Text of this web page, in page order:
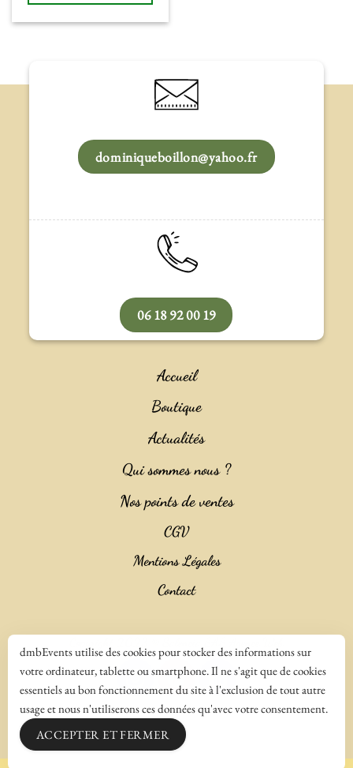
dominiqueboillon@yahoo.fr
06 18 92 00 19
Accueil
Boutique
Actualités
Qui sommes nous ?
Nos points de ventes
CGV
Mentions Légales
Contact
dmbEvents utilise des cookies pour stocker des informations sur
votre ordinateur, tablette ou smartphone. Il ne s'agit que de cookies
essentiels au bon fonctionnement du site à l'exclusion de tout autre
usage et nous n'utiliserons ces données qu'avec votre consentement.
ACCEPTER ET FERMER